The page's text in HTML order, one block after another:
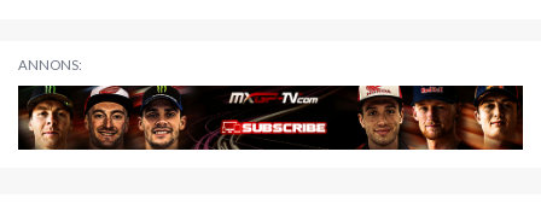
ANNONS: